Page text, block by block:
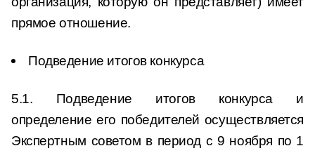
прямое отношение.
Подведение итогов конкурса
5.1. Подведение итогов конкурса и
определение его победителей осуществляется
Экспертным советом в период с 9 ноября по 1